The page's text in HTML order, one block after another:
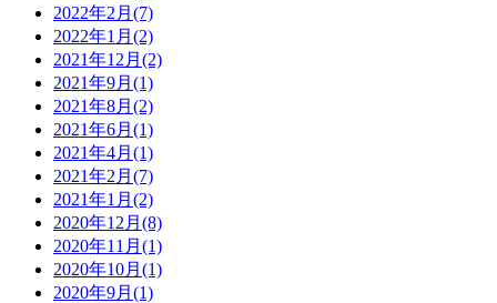
2022年2月 (7)
2022年1月 (2)
2021年12月 (2)
2021年9月 (1)
2021年8月 (2)
2021年6月 (1)
2021年4月 (1)
2021年2月 (7)
2021年1月 (2)
2020年12月 (8)
2020年11月 (1)
2020年10月 (1)
2020年9月 (1)